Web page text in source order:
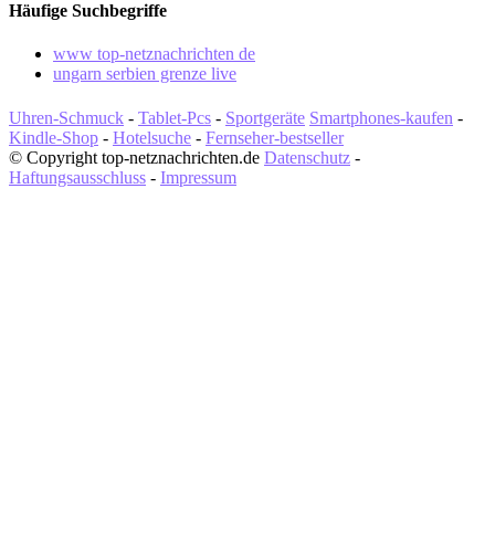
Häufige Suchbegriffe
www top-netznachrichten de
ungarn serbien grenze live
Uhren-Schmuck - Tablet-Pcs - Sportgeräte Smartphones-kaufen -
Kindle-Shop - Hotelsuche - Fernseher-bestseller
© Copyright top-netznachrichten.de Datenschutz -
Haftungsausschluss - Impressum